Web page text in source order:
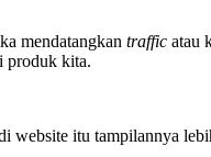
mendatangkan traffic atau
produk kita.
website itu tampilannya